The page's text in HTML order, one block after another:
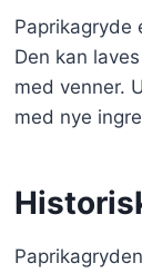
Paprikagryde
Den kan
med venner.
med nye